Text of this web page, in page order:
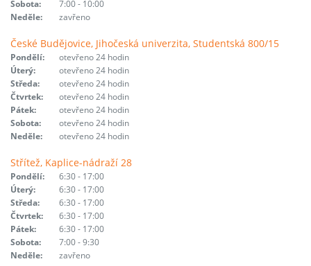
Sobota:
7:00 - 10:00
Neděle:
zavřeno
České Budějovice, Jihočeská univerzita, Studentská 800/15
Pondělí:
otevřeno 24 hodin
Úterý:
otevřeno 24 hodin
Středa:
otevřeno 24 hodin
Čtvrtek:
otevřeno 24 hodin
Pátek:
otevřeno 24 hodin
Sobota:
otevřeno 24 hodin
Neděle:
otevřeno 24 hodin
Střítež, Kaplice-nádraží 28
Pondělí:
6:30 - 17:00
Úterý:
6:30 - 17:00
Středa:
6:30 - 17:00
Čtvrtek:
6:30 - 17:00
Pátek:
6:30 - 17:00
Sobota:
7:00 - 9:30
Neděle:
zavřeno